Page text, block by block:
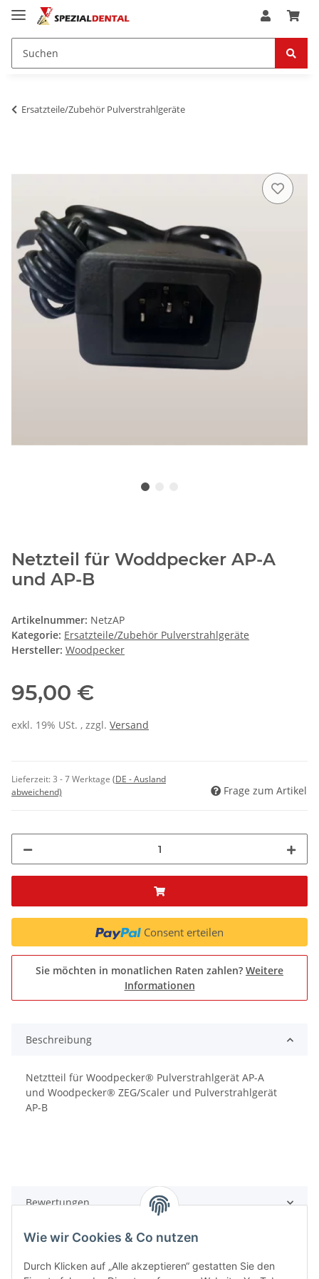
Ersatzteile/Zubehör Pulverstrahlgeräte
Netzteil für Woddpecker AP-A
und AP-B
Artikelnummer: NetzAP
Kategorie: Ersatzteile/Zubehör Pulverstrahlgeräte
Hersteller: Woodpecker
95,00 €
exkl. 19% USt. , zzgl. Versand
Lieferzeit:3 - 7 Werktage (DE - Ausland
abweichend)
Frage zum Artikel
Consent erteilen
Sie möchten in monatlichen Raten zahlen? Weitere
Informationen
Beschreibung
Netztteil für Woodpecker® Pulverstrahlgerät AP-A
und Woodpecker® ZEG/Scaler und Pulverstrahlgerät
AP-B
Bewertungen
Wie wir Cookies & Co nutzen
Durch Klicken auf „Alle akzeptieren“ gestatten Sie den